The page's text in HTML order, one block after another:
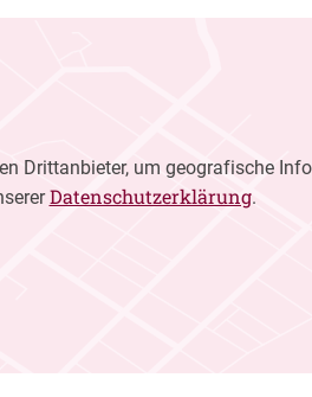
Drittanbieter, um geografische
Datenschutzerklärung.